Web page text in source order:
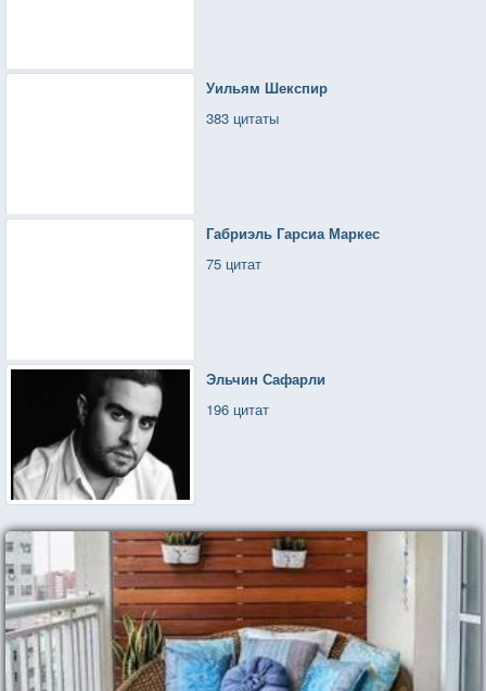
Уильям Шекспир
383 цитаты
Габриэль Гарсиа Маркес
75 цитат
Эльчин Сафарли
196 цитат